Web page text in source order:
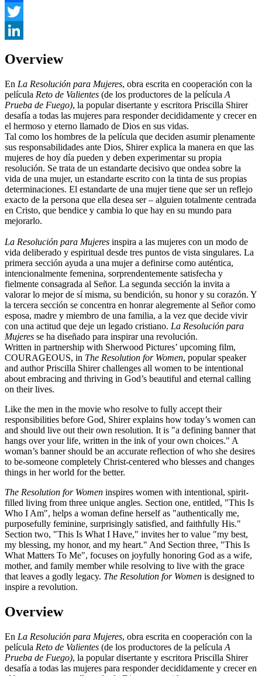
Facebook
Twitter
Overview
En La Resolución para Mujeres, obra escrita en cooperación con la
película Reto de Valientes (de los productores de la película A
Prueba de Fuego), la popular disertante y escritora Priscilla Shirer
desafía a todas las mujeres para responder decididamente y crecer en
el hermoso y eterno llamado de Dios en sus vidas.
Tal como los hombres de la película que deciden asumir plenamente
sus responsabilidades ante Dios, Shirer explica la manera en que las
mujeres de hoy día pueden y deben experimentar su propia
resolución. Se trata de un estandarte decisivo que ondea sobre la
vida de una mujer, un estandarte escrito con la tinta de sus propias
determinaciones. El estandarte de una mujer tiene que ser un reflejo
exacto de la persona que ella desea ser – alguien totalmente centrada
en Cristo, que bendice y cambia lo que hay en su mundo para
mejorarlo.
La Resolución para Mujeres inspira a las mujeres con un modo de
vida deliberado y espiritual desde tres puntos de vista singulares. La
primera sección ayuda a una mujer a definirse como auténtica,
intencionalmente femenina, sorprendentemente satisfecha y
fielmente consagrada al Señor. La segunda sección la invita a
valorar lo mejor de sí misma, su bendición, su honor y su corazón. Y
la tercera sección se concentra en honrar alegremente al Señor como
esposa, madre y miembro de una familia, a la vez que decide vivir
con una actitud que deje un legado cristiano. La Resolución para
Mujeres se ha diseñado para inspirar una revolución.
Written in partnership with Sherwood Pictures’ upcoming film,
COURAGEOUS, in The Resolution for Women, popular speaker
and author Priscilla Shirer challenges all women to be intentional
about embracing and thriving in God’s beautiful and eternal calling
on their lives.
Like the men in the movie who resolve to fully accept their
responsibilities before God, Shirer explains how today’s women can
and should live out their own resolution. It is "a defining banner that
hangs over your life, written in the ink of your own choices." A
woman’s banner should be an accurate reflection of who she desires
to be-someone completely Christ-centered who blesses and changes
things in her world for the better.
The Resolution for Women inspires women with intentional, spirit-
filled living from three unique angles. Section one, entitled, "This Is
Who I Am", helps a woman define herself as "authentically me,
purposefully feminine, surprisingly satisfied, and faithfully His."
Section two, "This Is What I Have," invites her to value "my best,
my blessing, my honor, and my heart." And Section three, "This Is
What Matters To Me", focuses on joyfully honoring God as a wife,
mother, and family member while resolving to live with the grace
that leaves a godly legacy. The Resolution for Women is designed to
inspire a revolution.
Overview
En La Resolución para Mujeres, obra escrita en cooperación con la
película Reto de Valientes (de los productores de la película A
Prueba de Fuego), la popular disertante y escritora Priscilla Shirer
desafía a todas las mujeres para responder decididamente y crecer en